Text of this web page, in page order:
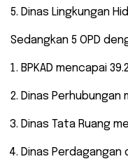
Dinas Lingkungan
Sedangkan 5 OPD
BPKAD mencapai
Dinas Perhubungan
Dinas Tata Ruang
Dinas Perdagangan